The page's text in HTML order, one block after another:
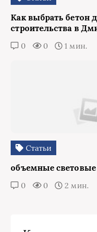
Как выбрать бетон
строительства в
0 0 1 мин.
Статьи
объемные
0 0 2 мин.